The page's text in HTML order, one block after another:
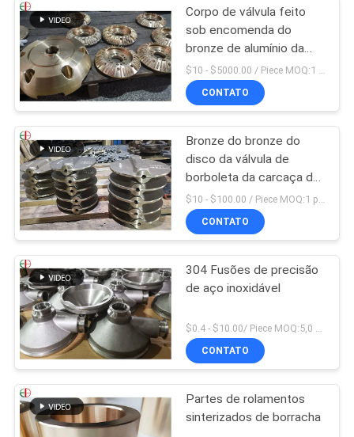
Corpo de válvula feito
sob encomenda do
bronze de alumínio da
carcaça do bronze de
C95200 C95210
$10 - $5000.00 / Piece MOQ:1 parte
CONTATO
Bronze do bronze do
disco da válvula de
borboleta da carcaça de
investimento da precisão
009 ASTM B61 B62
CONTATO
304 Fusões de precisão
de aço inoxidável
CONTATO
Partes de rolamentos
sinterizados de borracha